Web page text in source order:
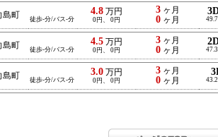
島町 徒歩-分/バス-分
4.8 万円
0円、 0円
3ヶ月
0ヶ月
島町 徒歩-分/バス-分
4.5 万円
0円、 0円
3ヶ月
0ヶ月
島町 徒歩-分/バス-分
3.0 万円
0円、 0円
3ヶ月
0ヶ月